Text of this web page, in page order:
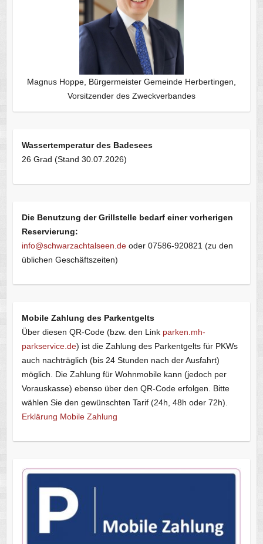
Magnus Hoppe, Bürgermeister Gemeinde Herbertingen,
Vorsitzender des Zweckverbandes
Wassertemperatur des Badesees
26 Grad (Stand 30.07.2026)
Die Benutzung der Grillstelle bedarf einer vorherigen
Reservierung:
info@schwarzachtalseen.deoder 07586-920821 (zu den
üblichen Geschäftszeiten)
Mobile Zahlung des Parkentgelts
Über diesen QR-Code (bzw. den Link parken.mh-
parkservice.de) ist die Zahlung des Parkentgelts für PKWs
auch nachträglich (bis 24 Stunden nach der Ausfahrt)
möglich. Die Zahlung für Wohnmobile kann (jedoch per
Vorauskasse) ebenso über den QR-Code erfolgen. Bitte
wählen Sie den gewünschten Tarif (24h, 48h oder 72h).
Erklärung Mobile Zahlung